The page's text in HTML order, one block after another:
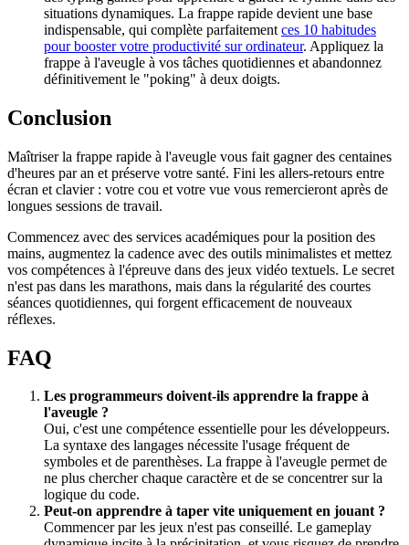
situations dynamiques. La frappe rapide devient une base
indispensable, qui complète parfaitement ces 10 habitudes
pour booster votre productivité sur ordinateur. Appliquez la
frappe à l'aveugle à vos tâches quotidiennes et abandonnez
définitivement le "poking" à deux doigts.
Conclusion
Maîtriser la frappe rapide à l'aveugle vous fait gagner des centaines
d'heures par an et préserve votre santé. Fini les allers-retours entre
écran et clavier : votre cou et votre vue vous remercieront après de
longues sessions de travail.
Commencez avec des services académiques pour la position des
mains, augmentez la cadence avec des outils minimalistes et mettez
vos compétences à l'épreuve dans des jeux vidéo textuels. Le secret
n'est pas dans les marathons, mais dans la régularité des courtes
séances quotidiennes, qui forgent efficacement de nouveaux
réflexes.
FAQ
Les programmeurs doivent-ils apprendre la frappe à
l'aveugle ?
Oui, c'est une compétence essentielle pour les développeurs.
La syntaxe des langages nécessite l'usage fréquent de
symboles et de parenthèses. La frappe à l'aveugle permet de
ne plus chercher chaque caractère et de se concentrer sur la
logique du code.
Peut-on apprendre à taper vite uniquement en jouant ?
Commencer par les jeux n'est pas conseillé. Le gameplay